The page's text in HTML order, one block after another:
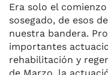
Era solo el
sosegado, de esos
nuestra bandera.
importantes
rehabilitación y